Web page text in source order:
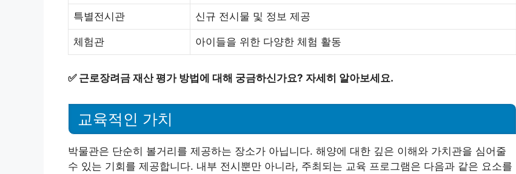
특별전시관 신규 전시물 및 정보 제공
체험관 아이들을 위한 다양한 체험 활동
✅ 근로장려금 재산 평가 방법에 대해 궁금하신가요? 자세히 알아보세요.
교육적인 가치
박물관은 단순히 볼거리를 제공하는 장소가 아닙니다. 해양에 대한 깊은 이해와 가치관을 심어줄
수 있는 기회를 제공합니다. 내부 전시뿐만 아니라, 주최되는 교육 프로그램은 다음과 같은 요소를